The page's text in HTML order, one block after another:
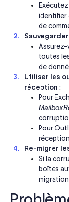
identifier
de
Assurez-
toutes
de
Utiliser les
réception :
Pour
Pour
Re-migrer
Si la
boîtes